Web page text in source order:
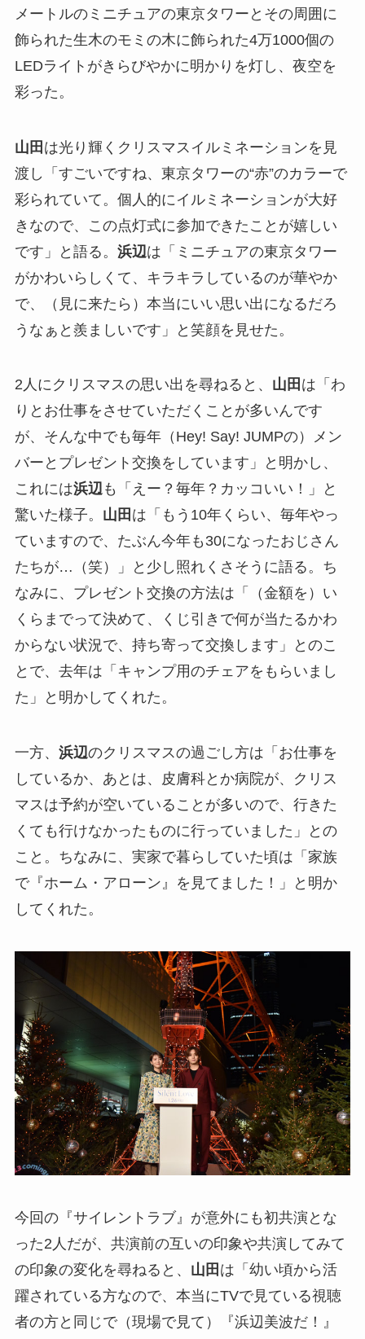
メートルのミニチュアの東京タワーとその周囲に
飾られた生木のモミの木に飾られた4万1000個の
LEDライトがきらびやかに明かりを灯し、夜空を
彩った。
山田 は光り輝くクリスマスイルミネーションを見
渡し「すごいですね、東京タワーの“赤”のカラーで
彩られていて。個人的にイルミネーションが大好
きなので、この点灯式に参加できたことが嬉しい
です」と語る。 浜辺は「ミニチュアの東京タワー
がかわいらしくて、キラキラしているのが華やか
で、（見に来たら）本当にいい思い出になるだろ
うなぁと羨ましいです」と笑顔を見せた。
2人にクリスマスの思い出を尋ねると、 山田 は「わ
りとお仕事をさせていただくことが多いんです
が、そんな中でも毎年（Hey! Say! JUMPの）メン
バーとプレゼント交換をしています」と明かし、
これには浜辺も「えー？毎年？カッコいい！」と
驚いた様子。 山田 は「もう10年くらい、毎年やっ
ていますので、たぶん今年も30になったおじさん
たちが…（笑）」と少し照れくさそうに語る。ち
なみに、プレゼント交換の方法は「（金額を）い
くらまでって決めて、くじ引きで何が当たるかわ
からない状況で、持ち寄って交換します」とのこ
とで、去年は「キャンプ用のチェアをもらいまし
た」と明かしてくれた。
一方、 浜辺のクリスマスの過ごし方は「お仕事を
しているか、あとは、皮膚科とか病院が、クリス
マスは予約が空いていることが多いので、行きた
くても行けなかったものに行っていました」との
こと。ちなみに、実家で暮らしていた頃は「家族
で『ホーム・アローン』を見てました！」と明か
してくれた。
今回の『サイレントラブ』が意外にも初共演とな
った2人だが、共演前の互いの印象や共演してみて
の印象の変化を尋ねると、 山田 は「幼い頃から活
躍されている方なので、本当にTVで見ている視聴
者の方と同じで（現場で見て）『浜辺美波だ！』